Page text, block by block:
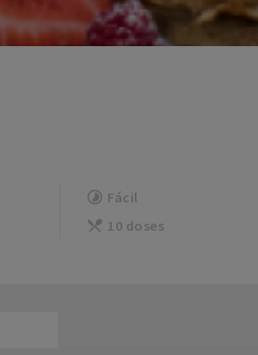
Fácil
10 doses